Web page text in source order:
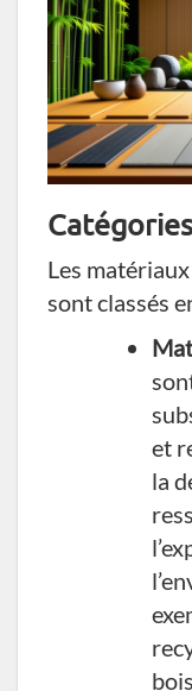
Les
sont classés
et
la